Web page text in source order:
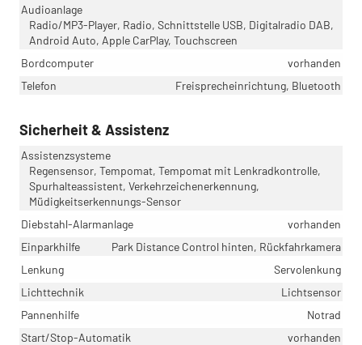
Audioanlage
Radio/MP3-Player, Radio, Schnittstelle USB, Digitalradio DAB,
Android Auto, Apple CarPlay, Touchscreen
Bordcomputer
vorhanden
Telefon
Freisprecheinrichtung, Bluetooth
Sicherheit & Assistenz
Assistenzsysteme
Regensensor, Tempomat, Tempomat mit Lenkradkontrolle,
Spurhalteassistent, Verkehrzeichenerkennung,
Müdigkeitserkennungs-Sensor
Diebstahl-Alarmanlage
vorhanden
Einparkhilfe
Park Distance Control hinten, Rückfahrkamera
Lenkung
Servolenkung
Lichttechnik
Lichtsensor
Pannenhilfe
Notrad
Start/Stop-Automatik
vorhanden